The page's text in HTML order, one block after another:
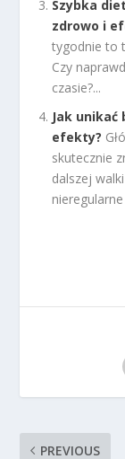
Szybka
zdrowo i
tygodnie to
Czy
czasie?...
Jak unikać
efekty?
skutecznie
dalszej
PREVIOUS